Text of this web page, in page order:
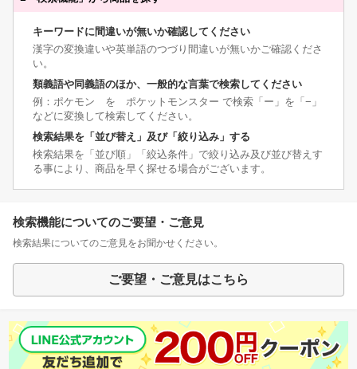
キーワードに間違いが無いか確認してください
漢字の変換違いや英単語のつづり間違いが無いかご確認くださ
い。
類義語や同義語のほか、一般的な言葉で検索してください
例：ポケモン を ポケットモンスター で検索「ー」を「−」
などに変換して検索してください。
検索結果を「並び替え」及び「絞り込み」する
検索結果を「並び順」「絞込条件」で絞り込み及び並び替えす
る事により、商品を早く探せる場合がございます。
検索機能についてのご要望・ご意見
検索結果についてのご意見をお聞かせください。
ご要望・ご意見はこちら